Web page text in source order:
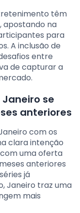
têm
apostando na
para
A inclusão de
entre
de capturar a
se
anteriores
com os
clara intenção
uma oferta
anteriores
já
Janeiro traz uma
mais